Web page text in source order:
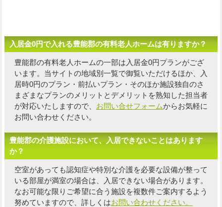
入居金0円で入れる豊能郡の有料老人ホームは有りますか？
豊能郡の有料老人ホームの一部は入居金0円プランがござ
います。当サイトの地域別一覧で御覧いただけるほか、入
居時0円のプラン・前払いプラン・そのほか施設独自のさ
まざまなプランのメリットとデメリットを熟知した担当者
が対応いたしますので、 お問い合せフォームからお気軽に
お問い合わせください。
豊能郡の介護施設において、入居できないことはあります
か？
空室があっても認知症や特別な介護を必要な設備が整って
いる部屋が満室の場合は、入居できない場合があります。
なお可能な限り ご希望に合う施設を複数件ご案内するよう
努めていますので、詳しくはお問い合わせください。